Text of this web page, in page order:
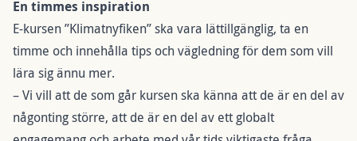
En timmes inspiration
E-kursen ”Klimatnyfiken” ska vara lättillgänglig, ta en
timme och innehålla tips och vägledning för dem som vill
lära sig ännu mer.
– Vi vill att de som går kursen ska känna att de är en del av
någonting större, att de är en del av ett globalt